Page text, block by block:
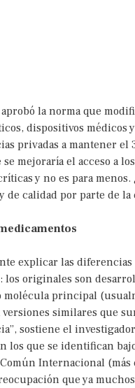
la norma que
dispositivos
privadas a mantener
mejoraría el acceso a
y no es para
de calidad por parte de la
explicar las
originales son
principal
similares que
sostiene el
los que se identifican
Internacional
que ya